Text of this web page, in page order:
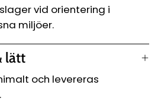
vid orientering i
miljöer.
lätt
och levereras